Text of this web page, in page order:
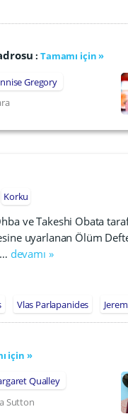
:Tamamı için »
Gregory
Korku
ve Takeshi Obata
uyarlanan Ölüm
devamı »
Vlas Parlapanides
için »
Qualley
Sutton